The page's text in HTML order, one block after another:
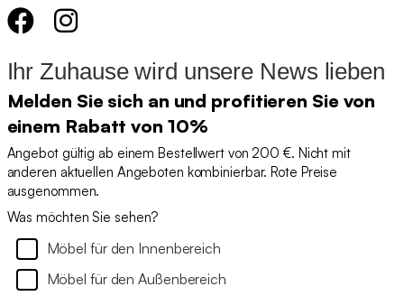
Ihr Zuhause wird unsere News lieben
Melden Sie sich an und profitieren Sie von
einem Rabatt von 10%
Angebot gültig ab einem Bestellwert von 200 €. Nicht mit
anderen aktuellen Angeboten kombinierbar. Rote Preise
ausgenommen.
Was möchten Sie sehen?
Möbel für den Innenbereich
Möbel für den Außenbereich